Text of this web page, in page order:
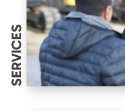
SERVICES